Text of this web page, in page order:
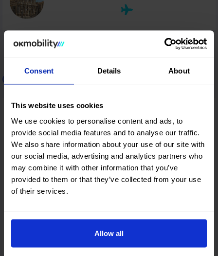
Consent Details About
This website uses cookies
We use cookies to personalise content and ads, to
provide social media features and to analyse our traffic.
We also share information about your use of our site with
our social media, advertising and analytics partners who
may combine it with other information that you’ve
provided to them or that they’ve collected from your use
of their services.
Allow all
Tessalônica
Heraklion
Rodes